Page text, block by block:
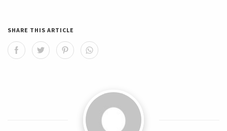
SHARE THIS ARTICLE